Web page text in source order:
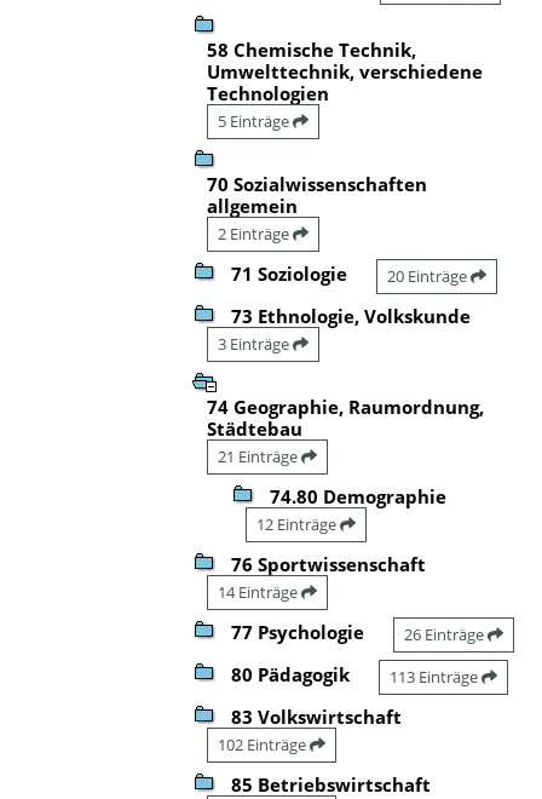
58 Chemische Technik,
Umwelttechnik, verschiedene
Technologien
5 Einträge
70 Sozialwissenschaften
allgemein
2 Einträge
71 Soziologie 20 Einträge
73 Ethnologie, Volkskunde
3 Einträge
74 Geographie, Raumordnung,
Städtebau
21 Einträge
74.80 Demographie
12 Einträge
76 Sportwissenschaft
14 Einträge
77 Psychologie 26 Einträge
80 Pädagogik 113 Einträge
83 Volkswirtschaft
102 Einträge
85 Betriebswirtschaft